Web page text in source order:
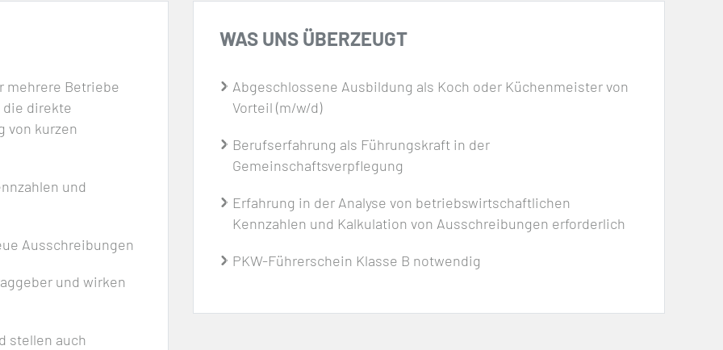
mehrere Betriebe
die direkte
von kurzen
und
Ausschreibungen
und wirken
stellen auch
WAS UNS ÜBERZEUGT
Abgeschlossene Ausbildung als Koch oder Küchenmeister von
Vorteil (m/w/d)
Berufserfahrung als Führungskraft in der
Gemeinschaftsverpflegung
Erfahrung in der Analyse von betriebswirtschaftlichen
Kennzahlen und Kalkulation von Ausschreibungen erforderlich
PKW-Führerschein Klasse B notwendig